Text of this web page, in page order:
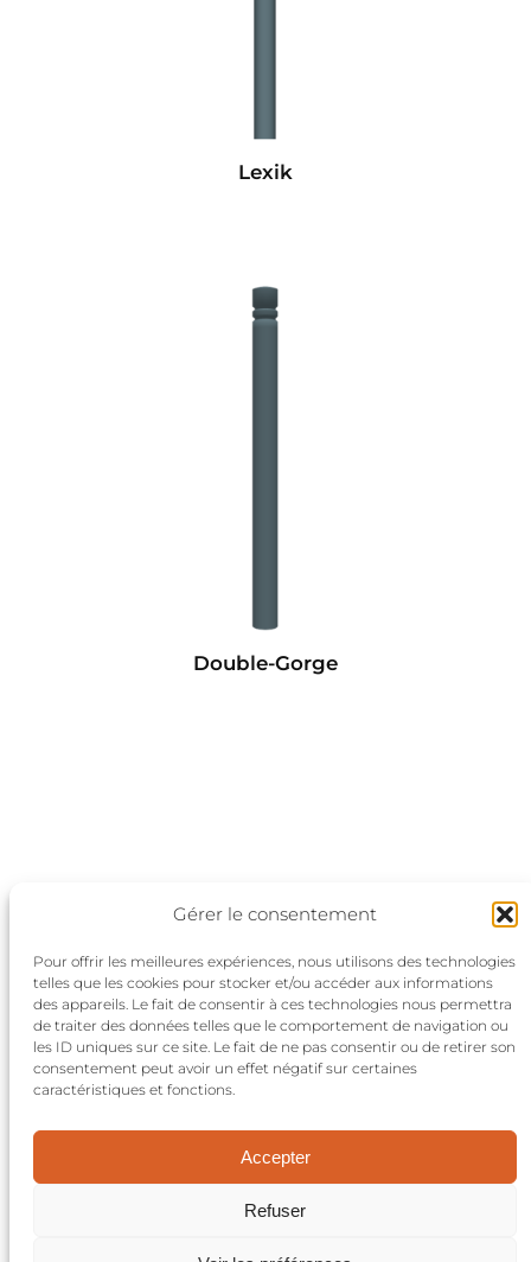
Gérer le consentement
Pour offrir les meilleures expériences, nous utilisons des technologies
telles que les cookies pour stocker et/ou accéder aux informations
des appareils. Le fait de consentir à ces technologies nous permettra
de traiter des données telles que le comportement de navigation ou
les ID uniques sur ce site. Le fait de ne pas consentir ou de retirer son
consentement peut avoir un effet négatif sur certaines
caractéristiques et fonctions.
Accepter
Refuser
Lexik
Double-Gorge
Politique de confidentialité
Nous contacter
©2024 Aktuels